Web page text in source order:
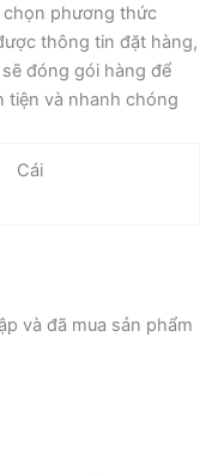
phương thức
thông tin đặt hàng,
đóng gói hàng để
tiện và nhanh chóng
Cái
và đã mua sản phẩm